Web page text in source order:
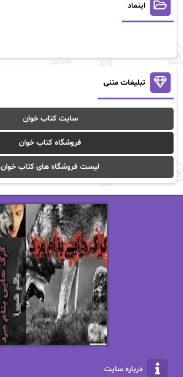
آسیه احمدی
آن ماری سلینکو آنا تاد
آنالیا
آوا موسوی آیدا (Aixi)
آیدا باقری آیسان صادقی
ا_اصغر زاده ا_اصغرزاده
اریک مورگنشترن از نیلوفر لاری
استل مسکم
اصغر زاده
اکرم محمدی
الف صاد
الکساندر دوما
الناز پاکپور‌
الناز محمدی
اینماد
تبلیغات متنی
سایت کتاب خوان
فروشگاه کتاب خوان
لیست فروشگاه های کتاب خوان
درباره سایت